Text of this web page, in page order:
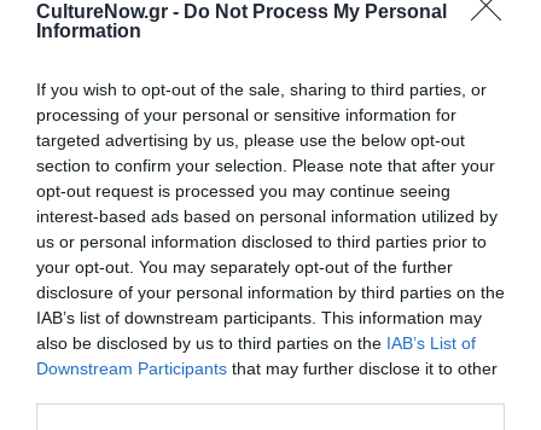
CultureNow.gr - Do Not Process My Personal
Information
If you wish to opt-out of the sale, sharing to third parties, or
processing of your personal or sensitive information for
targeted advertising by us, please use the below opt-out
section to confirm your selection. Please note that after your
opt-out request is processed you may continue seeing
interest-based ads based on personal information utilized by
us or personal information disclosed to third parties prior to
your opt-out. You may separately opt-out of the further
disclosure of your personal information by third parties on the
IAB’s list of downstream participants. This information may
also be disclosed by us to third parties on the IAB’s List of
Downstream Participants that may further disclose it to other
O «Οιδίποδας» του
Ρόμπερτ Άικ ξανά
στη Στέγη – Με τους
Νίκο Κουρή & Μαρία
Κεχαγιόγλου
Θεοδώρα,
Αυτοκράτειρα του
Βυζαντίου: Η νέα
ελληνική όπερα του
Θεόδωρου Στάθη
στο θέατρο
Ολύμπια